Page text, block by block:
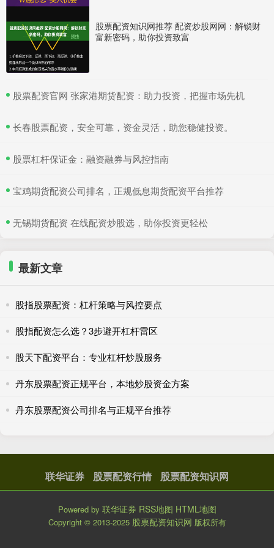
股票配资知识网推荐 配资炒股网网：解锁财
富新密码，助你投资致富
​股票配资官网 张家港期货配资：助力投资，把握市场先机
​长春股票配资，安全可靠，资金灵活，助您稳健投资。
​股票杠杆保证金：融资融券与风控指南
​宝鸡期货配资公司排名，正规低息期货配资平台推荐
​无锡期货配资 在线配资炒股选，助你投资更轻松
最新文章
股指股票配资：杠杆策略与风控要点
股指配资怎么选？3步避开杠杆雷区
股天下配资平台：专业杠杆炒股服务
丹东股票配资正规平台，本地炒股资金方案
丹东股票配资公司排名与正规平台推荐
联华证券 股票配资行情 股票配资知识网
Powered by 联华证券 RSS地图 HTML地图
Copyright © 2013-2025 股票配资知识网 版权所有